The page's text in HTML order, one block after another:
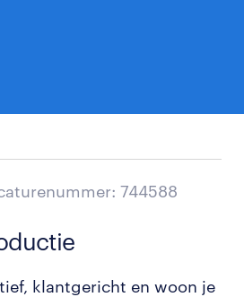
744588
klantgericht en woon je